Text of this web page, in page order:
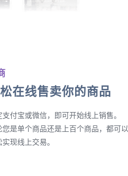
在线售卖你的商品
支付宝或微信，即可开始线上销售。
您是单个商品还是上百个商品，都可以
实现线上交易。